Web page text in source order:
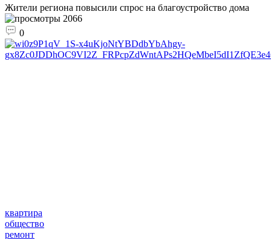
Жители региона повысили спрос на благоустройство дома
2066
0
квартира
общество
ремонт